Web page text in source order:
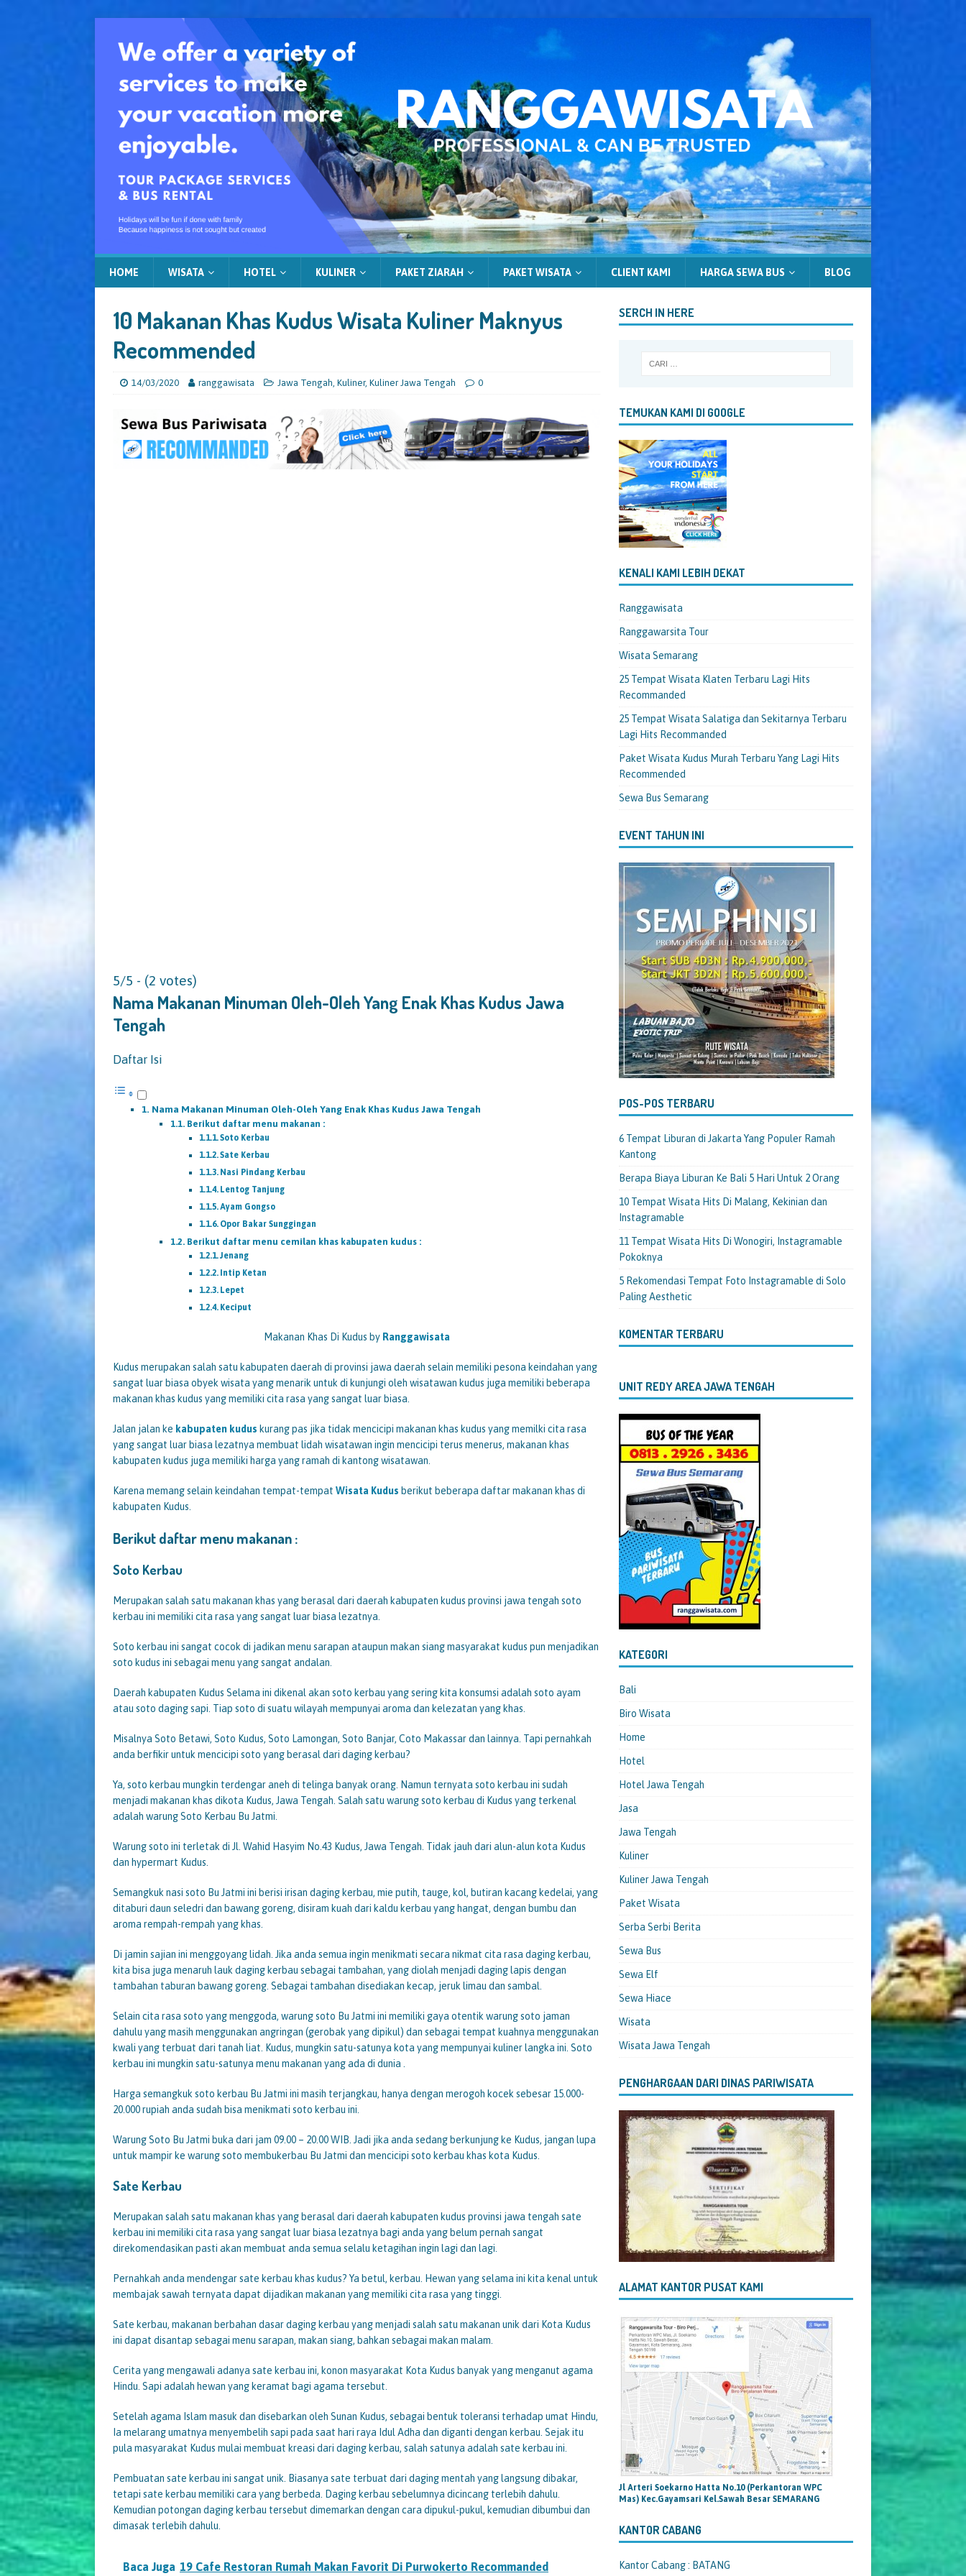
HOME WISATA HOTEL KULINER PAKET ZIARAH PAKET WISATA CLIENT KAMI HARGA SEWA BUS BLOG
10 Makanan Khas Kudus Wisata Kuliner Maknyus
Recommended
14/03/2020 ranggawisata Jawa Tengah Kuliner, Kuliner Jawa Tengah 0
5/5 - (2 votes)
Nama Makanan Minuman Oleh-Oleh Yang Enak Khas Kudus Jawa
Tengah
Daftar Isi
Nama Makanan Minuman Oleh-Oleh Yang Enak Khas Kudus Jawa Tengah
Berikut daftar menu makanan :
Soto Kerbau
Sate Kerbau
Nasi Pindang Kerbau
Lentog Tanjung
Ayam Gongso
Opor Bakar Sunggingan
Berikut daftar menu cemilan khas kabupaten kudus :
Jenang
Intip Ketan
Lepet
Keciput
Makanan Khas Di Kudus by Ranggawisata
Kudus merupakan salah satu kabupaten daerah di provinsi jawa daerah selain memiliki pesona keindahan yang
sangat luar biasa obyek wisata yang menarik untuk di kunjungi oleh wisatawan kudus juga memiliki beberapa
makanan khas kudus yang memiliki cita rasa yang sangat luar biasa.
Jalan jalan ke kabupaten kudus kurang pas jika tidak mencicipi makanan khas kudus yang memilki cita rasa
yang sangat luar biasa lezatnya membuat lidah wisatawan ingin mencicipi terus menerus, makanan khas
kabupaten kudus juga memiliki harga yang ramah di kantong wisatawan.
Karena memang selain keindahan tempat-tempat Wisata Kudus berikut beberapa daftar makanan khas di
kabupaten Kudus.
Berikut daftar menu makanan :
Soto Kerbau
Merupakan salah satu makanan khas yang berasal dari daerah kabupaten kudus provinsi jawa tengah soto
kerbau ini memiliki cita rasa yang sangat luar biasa lezatnya.
Soto kerbau ini sangat cocok di jadikan menu sarapan ataupun makan siang masyarakat kudus pun menjadikan
soto kudus ini sebagai menu yang sangat andalan.
Daerah kabupaten Kudus Selama ini dikenal akan soto kerbau yang sering kita konsumsi adalah soto ayam
atau soto daging sapi. Tiap soto di suatu wilayah mempunyai aroma dan kelezatan yang khas.
Misalnya Soto Betawi, Soto Kudus, Soto Lamongan, Soto Banjar, Coto Makassar dan lainnya. Tapi pernahkah
anda berfikir untuk mencicipi soto yang berasal dari daging kerbau?
Ya, soto kerbau mungkin terdengar aneh di telinga banyak orang. Namun ternyata soto kerbau ini sudah
menjadi makanan khas dikota Kudus, Jawa Tengah. Salah satu warung soto kerbau di Kudus yang terkenal
adalah warung Soto Kerbau Bu Jatmi.
Warung soto ini terletak di Jl. Wahid Hasyim No.43 Kudus, Jawa Tengah. Tidak jauh dari alun-alun kota Kudus
dan hypermart Kudus.
Semangkuk nasi soto Bu Jatmi ini berisi irisan daging kerbau, mie putih, tauge, kol, butiran kacang kedelai, yang
ditaburi daun seledri dan bawang goreng, disiram kuah dari kaldu kerbau yang hangat, dengan bumbu dan
aroma rempah-rempah yang khas.
Di jamin sajian ini menggoyang lidah. Jika anda semua ingin menikmati secara nikmat cita rasa daging kerbau,
kita bisa juga menaruh lauk daging kerbau sebagai tambahan, yang diolah menjadi daging lapis dengan
tambahan taburan bawang goreng. Sebagai tambahan disediakan kecap, jeruk limau dan sambal.
Selain cita rasa soto yang menggoda, warung soto Bu Jatmi ini memiliki gaya otentik warung soto jaman
dahulu yang masih menggunakan angringan (gerobak yang dipikul) dan sebagai tempat kuahnya menggunakan
kwali yang terbuat dari tanah liat. Kudus, mungkin satu-satunya kota yang mempunyai kuliner langka ini. Soto
kerbau ini mungkin satu-satunya menu makanan yang ada di dunia .
Harga semangkuk soto kerbau Bu Jatmi ini masih terjangkau, hanya dengan merogoh kocek sebesar 15.000-
20.000 rupiah anda sudah bisa menikmati soto kerbau ini.
Warung Soto Bu Jatmi buka dari jam 09.00 – 20.00 WIB. Jadi jika anda sedang berkunjung ke Kudus, jangan lupa
untuk mampir ke warung soto membukerbau Bu Jatmi dan mencicipi soto kerbau khas kota Kudus.
Sate Kerbau
Merupakan salah satu makanan khas yang berasal dari daerah kabupaten kudus provinsi jawa tengah sate
kerbau ini memiliki cita rasa yang sangat luar biasa lezatnya bagi anda yang belum pernah sangat
direkomendasikan pasti akan membuat anda semua selalu ketagihan ingin lagi dan lagi.
Pernahkah anda mendengar sate kerbau khas kudus? Ya betul, kerbau. Hewan yang selama ini kita kenal untuk
membajak sawah ternyata dapat dijadikan makanan yang memiliki cita rasa yang tinggi.
Sate kerbau, makanan berbahan dasar daging kerbau yang menjadi salah satu makanan unik dari Kota Kudus
ini dapat disantap sebagai menu sarapan, makan siang, bahkan sebagai makan malam.
Cerita yang mengawali adanya sate kerbau ini, konon masyarakat Kota Kudus banyak yang menganut agama
Hindu. Sapi adalah hewan yang keramat bagi agama tersebut.
Setelah agama Islam masuk dan disebarkan oleh Sunan Kudus, sebagai bentuk toleransi terhadap umat Hindu,
Ia melarang umatnya menyembelih sapi pada saat hari raya Idul Adha dan diganti dengan kerbau. Sejak itu
pula masyarakat Kudus mulai membuat kreasi dari daging kerbau, salah satunya adalah sate kerbau ini.
Pembuatan sate kerbau ini sangat unik. Biasanya sate terbuat dari daging mentah yang langsung dibakar,
tetapi sate kerbau memiliki cara yang berbeda. Daging kerbau sebelumnya dicincang terlebih dahulu.
Kemudian potongan daging kerbau tersebut dimemarkan dengan cara dipukul-pukul, kemudian dibumbui dan
dimasak terlebih dahulu.
Baca Juga 19 Cafe Restoran Rumah Makan Favorit Di Purwokerto Recommanded
SERCH IN HERE
TEMUKAN KAMI DI GOOGLE
KENALI KAMI LEBIH DEKAT
Ranggawisata
Ranggawarsita Tour
Wisata Semarang
25 Tempat Wisata Klaten Terbaru Lagi Hits
Recommanded
25 Tempat Wisata Salatiga dan Sekitarnya Terbaru
Lagi Hits Recommanded
Paket Wisata Kudus Murah Terbaru Yang Lagi Hits
Recommended
Sewa Bus Semarang
EVENT TAHUN INI
POS-POS TERBARU
6 Tempat Liburan di Jakarta Yang Populer Ramah
Kantong
Berapa Biaya Liburan Ke Bali 5 Hari Untuk 2 Orang
10 Tempat Wisata Hits Di Malang, Kekinian dan
Instagramable
11 Tempat Wisata Hits Di Wonogiri, Instagramable
Pokoknya
5 Rekomendasi Tempat Foto Instagramable di Solo
Paling Aesthetic
KOMENTAR TERBARU
UNIT REDY AREA JAWA TENGAH
KATEGORI
Bali
Biro Wisata
Home
Hotel
Hotel Jawa Tengah
Jasa
Jawa Tengah
Kuliner
Kuliner Jawa Tengah
Paket Wisata
Serba Serbi Berita
Sewa Bus
Sewa Elf
Sewa Hiace
Wisata
Wisata Jawa Tengah
PENGHARGAAN DARI DINAS PARIWISATA
ALAMAT KANTOR PUSAT KAMI
Jl Arteri Soekarno Hatta No.10 (Perkantoran WPC
Mas) Kec.Gayamsari Kel.Sawah Besar SEMARANG
KANTOR CABANG
Kantor Cabang : BATANG